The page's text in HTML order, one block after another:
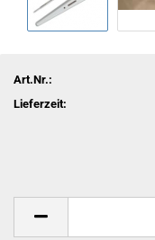
Art.Nr.:
Lieferzeit: